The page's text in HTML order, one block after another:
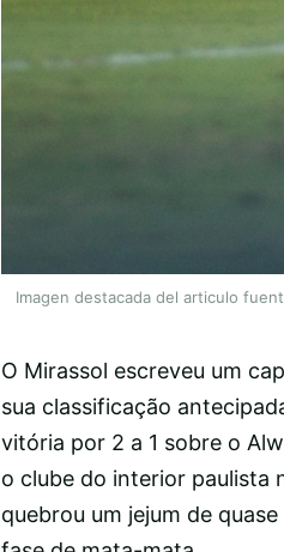
Imagen destacada del articulo
O Mirassol escreveu um
sua classificação
vitória por 2 a 1 sobre o
o clube do interior paulista
quebrou um jejum de